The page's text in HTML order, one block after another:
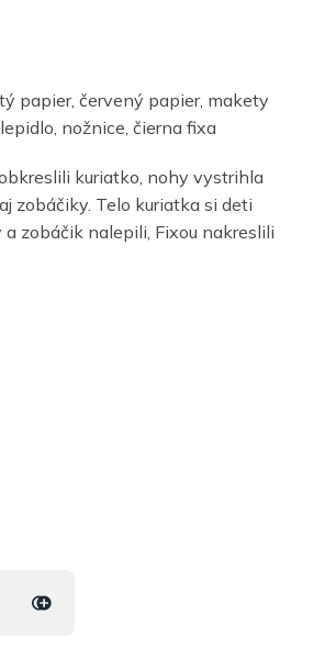
papier, červený papier, makety
nožnice, čierna fixa
kuriatko, nohy vystrihla
zobáčiky. Telo kuriatka si deti
zobáčik nalepili, Fixou nakreslili